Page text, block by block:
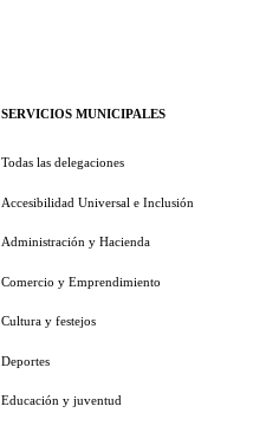
SERVICIOS MUNICIPALES
Todas las delegaciones
Accesibilidad Universal e Inclusión
Administración y Hacienda
Comercio y Emprendimiento
Cultura y festejos
Deportes
Educación y juventud